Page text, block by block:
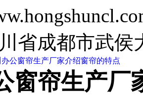
省成都市武侯
办公窗帘生产厂家介绍窗帘的特点
窗帘生产厂